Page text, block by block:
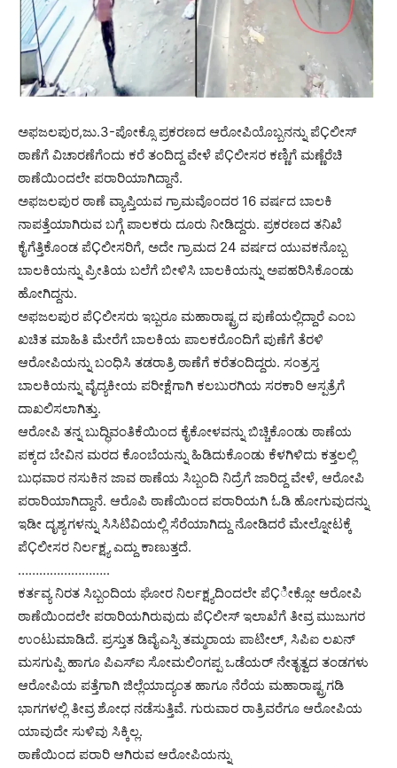
ಅಫಜಲಪುರ,ಜು.3-ಪೋಕ್ಸೊ ಪ್ರಕರಣದ ಆರೋಪಿಯೊಬ್ಬನನ್ನು ಪೆÇಲೀಸ್
ಠಾಣೆಗೆ ವಿಚಾರಣೆಗೆಂದು ಕರೆ ತಂದಿದ್ದ ವೇಳೆ ಪೆÇಲೀಸರ ಕಣ್ಣಿಗೆ ಮಣ್ಣೆರೆಚಿ
ಠಾಣೆಯಿಂದಲೇ ಪರಾರಿಯಾಗಿದ್ದಾನೆ.
ಅಫಜಲಪುರ ಠಾಣೆ ವ್ಯಾಪ್ತಿಯವ ಗ್ರಾಮವೊಂದರ 16 ವರ್ಷದ ಬಾಲಕಿ
ನಾಪತ್ತೆಯಾಗಿರುವ ಬಗ್ಗೆ ಪಾಲಕರು ದೂರು ನೀಡಿದ್ದರು. ಪ್ರಕರಣದ ತನಿಖೆ
ಕೈಗೆತ್ತಿಕೊಂಡ ಪೆÇಲೀಸರಿಗೆ, ಅದೇ ಗ್ರಾಮದ 24 ವರ್ಷದ ಯುವಕನೊಬ್ಬ
ಬಾಲಕಿಯನ್ನು ಪ್ರೀತಿಯ ಬಲೆಗೆ ಬೀಳಿಸಿ ಬಾಲಕಿಯನ್ನು ಅಪಹರಿಸಿಕೊಂಡು
ಹೋಗಿದ್ದನು.
ಅಫಜಲಪುರ ಪೆÇಲೀಸರು ಇಬ್ಬರೂ ಮಹಾರಾಷ್ಟ್ರದ ಪುಣೆಯಲ್ಲಿದ್ದಾರೆ ಎಂಬ
ಖಚಿತ ಮಾಹಿತಿ ಮೇರೆಗೆ ಬಾಲಕಿಯ ಪಾಲಕರೊಂದಿಗೆ ಪುಣೆಗೆ ತೆರಳಿ
ಆರೋಪಿಯನ್ನು ಬಂಧಿಸಿ ತಡರಾತ್ರಿ ಠಾಣೆಗೆ ಕರೆತಂದಿದ್ದರು. ಸಂತ್ರಸ್ತ
ಬಾಲಕಿಯನ್ನು ವೈದ್ಯಕೀಯ ಪರೀಕ್ಷೆಗಾಗಿ ಕಲಬುರಗಿಯ ಸರಕಾರಿ ಆಸ್ಪತ್ರೆಗೆ
ದಾಖಲಿಸಲಾಗಿತ್ತು.
ಆರೋಪಿ ತನ್ನ ಬುದ್ಧಿವಂತಿಕೆಯಿಂದ ಕೈಕೋಳವನ್ನು ಬಿಚ್ಚಿಕೊಂಡು ಠಾಣೆಯ
ಪಕ್ಕದ ಬೇವಿನ ಮರದ ಕೊಂಬೆಯನ್ನು ಹಿಡಿದುಕೊಂಡು ಕೆಳಗಿಳಿದು ಕತ್ತಲಲ್ಲಿ
ಬುಧವಾರ ನಸುಕಿನ ಜಾವ ಠಾಣೆಯ ಸಿಬ್ಬಂದಿ ನಿದ್ರೆಗೆ ಜಾರಿದ್ದ ವೇಳೆ, ಆರೋಪಿ
ಪರಾರಿಯಾಗಿದ್ದಾನೆ. ಆರೊಪಿ ಠಾಣೆಯಿಂದ ಪರಾರಿಯಗಿ ಓಡಿ ಹೋಗುವುದನ್ನು
ಇಡೀ ದೃಶ್ಯಗಳನ್ನು ಸಿಸಿಟಿವಿಯಲ್ಲಿ ಸೆರೆಯಾಗಿದ್ದು ನೋಡಿದರೆ ಮೇಲ್ನೋಟಕ್ಕೆ
ಪೆÇಲೀಸರ ನಿರ್ಲಕ್ಷ್ಯ ಎದ್ದು ಕಾಣುತ್ತದೆ.
……………………..
ಕರ್ತವ್ಯ ನಿರತ ಸಿಬ್ಬಂದಿಯ ಘೋರ ನಿರ್ಲಕ್ಷ್ಯದಿಂದಲೇ ಪೆÇೀಕ್ಸೋ ಆರೋಪಿ
ಠಾಣೆಯಿಂದಲೇ ಪರಾರಿಯಗಿರುವುದು ಪೆÇಲೀಸ್ ಇಲಾಖೆಗೆ ತೀವ್ರ ಮುಜುಗರ
ಉಂಟುಮಾಡಿದೆ. ಪ್ರಸ್ತುತ ಡಿವೈಎಸ್ಪಿ ತಮ್ಮರಾಯ ಪಾಟೀಲ್, ಸಿಪಿಐ ಲಖನ್
ಮಸಗುಪ್ಪಿ ಹಾಗೂ ಪಿಎಸ್‍ಐ ಸೋಮಲಿಂಗಪ್ಪ ಒಡೆಯರ್ ನೇತೃತ್ವದ ತಂಡಗಳು
ಆರೋಪಿಯ ಪತ್ತೆಗಾಗಿ ಜಿಲ್ಲೆಯಾದ್ಯಂತ ಹಾಗೂ ನೆರೆಯ ಮಹಾರಾಷ್ಟ್ರಗಡಿ
ಭಾಗಗಳಲ್ಲಿ ತೀವ್ರ ಶೋಧ ನಡೆಸುತ್ತಿವೆ. ಗುರುವಾರ ರಾತ್ರಿವರೆಗೂ ಆರೋಪಿಯ
ಯಾವುದೇ ಸುಳಿವು ಸಿಕ್ಕಿಲ್ಲ.
ಠಾಣೆಯಿಂದ ಪರಾರಿ ಆಗಿರುವ ಆರೋಪಿಯನ್ನು